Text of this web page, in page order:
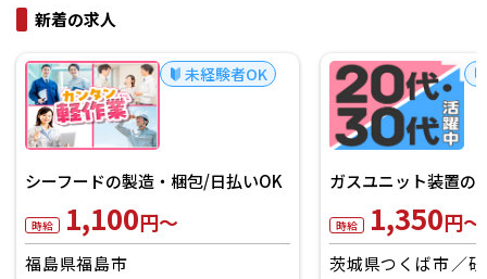
新着の求人
未経験者OK
シーフードの製造・梱包/日払いOK
時給 1,100円～
福島県福島市
ガスユニット装置の
時給 1,350円～
茨城県つくば市